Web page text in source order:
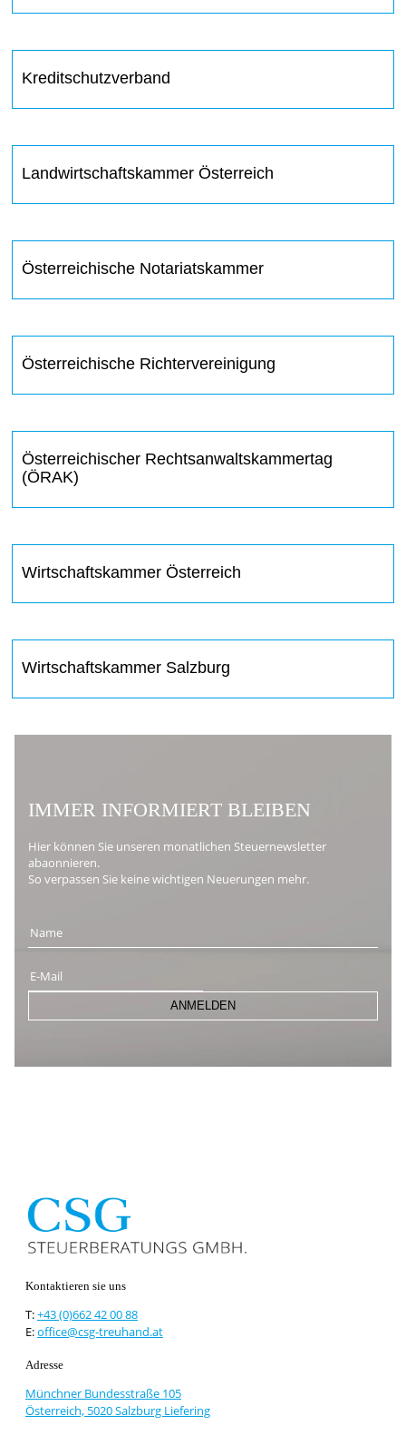
Kreditschutzverband
Landwirtschaftskammer Österreich
Österreichische Notariatskammer
Österreichische Richtervereinigung
Österreichischer Rechtsanwaltskammertag
(ÖRAK)
Wirtschaftskammer Österreich
Wirtschaftskammer Salzburg
IMMER INFORMIERT BLEIBEN
Hier können Sie unseren monatlichen Steuernewsletter
abaonnieren.
So verpassen Sie keine wichtigen Neuerungen mehr.
Kontaktieren sie uns
T:+43 (0)662 42 00 88
E:office@csg-treuhand.at
Adresse
Münchner Bundesstraße 105
Österreich, 5020 Salzburg Liefering